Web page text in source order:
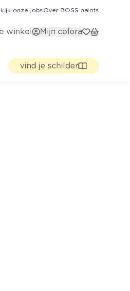
onze jobs Over BOSS paints
winkel Mijn colora
vind je schilder